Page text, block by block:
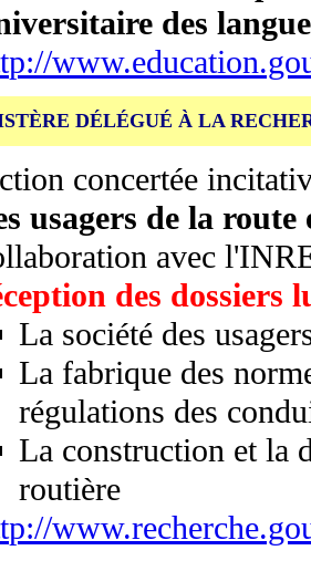
des
DÉLÉGUÉ À LA
concertée
usagers de la
avec
des dossiers
La société des
La fabrique des
régulations des
La construction et la
routière